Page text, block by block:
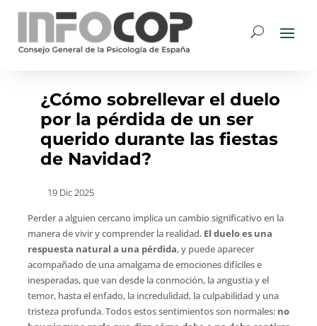
¿Cómo sobrellevar el duelo
por la pérdida de un ser
querido durante las fiestas
de Navidad?
19 Dic 2025
Perder a alguien cercano implica un cambio significativo en la
manera de vivir y comprender la realidad. El duelo es una
respuesta natural a una pérdida, y puede aparecer
acompañado de una amalgama de emociones difíciles e
inesperadas, que van desde la conmoción, la angustia y el
temor, hasta el enfado, la incredulidad, la culpabilidad y una
tristeza profunda. Todos estos sentimientos son normales: no